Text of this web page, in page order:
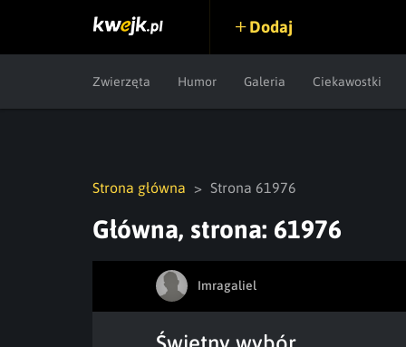
Dodaj
Zwierzęta Humor Galeria Ciekawostki
Strona główna Strona 61976
Główna, strona: 61976
Imragaliel